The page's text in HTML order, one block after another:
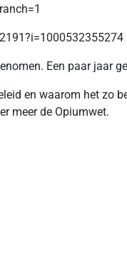
Een paar jaar
en waarom het zo
meer de Opiumwet.